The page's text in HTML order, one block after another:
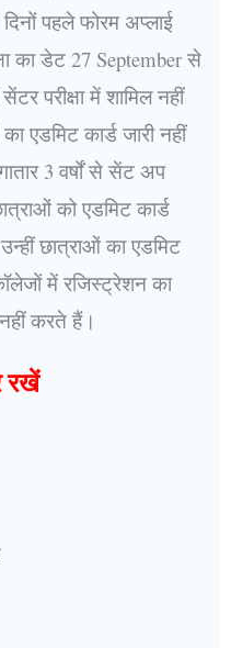
पहले फोरम अप्लाई
का डेट 27 September से
परीक्षा में शामिल नहीं
एडमिट कार्ड जारी नहीं
3 वर्षों से सेंट अप
को एडमिट कार्ड
छात्राओं का एडमिट
में रजिस्ट्रेशन का
करते हैं।
रखें